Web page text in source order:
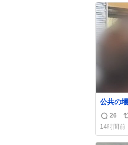
公共の
やめな
返
信
数
26
ポ
14時間前